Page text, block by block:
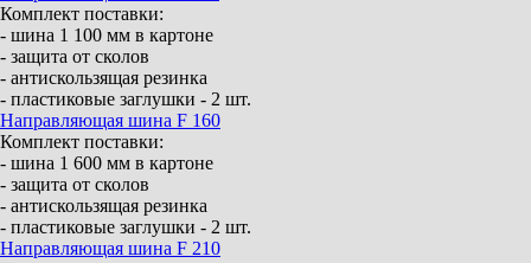
Комплект поставки:
- шина 1 100 мм в картоне
- защита от сколов
- антискользящая резинка
- пластиковые заглушки - 2 шт.
Направляющая шина F 160
Комплект поставки:
- шина 1 600 мм в картоне
- защита от сколов
- антискользящая резинка
- пластиковые заглушки - 2 шт.
Направляющая шина F 210